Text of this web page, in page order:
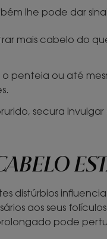
lhe pode dar
mais cabelo do
penteia ou até
secura
distúrbios
aos seus
pode